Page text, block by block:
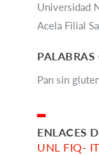
Universidad
Acela Filial
PALABRAS
Pan sin
ENLACES
UNL FIQ-